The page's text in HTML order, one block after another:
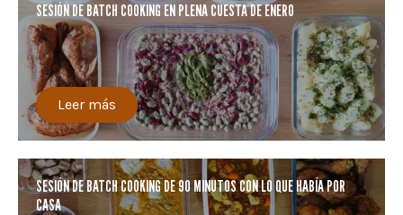
SESIÓN DE BATCH COOKING EN PLENA CUESTA DE ENERO
Leer más
SESIÓN DE BATCH COOKING DE 90 MINUTOS CON LO QUE HABÍA POR
CASA